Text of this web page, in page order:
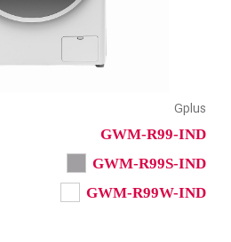
Gplus
GWM-R99-IND
GWM-R99S-IND
GWM-R99W-IND